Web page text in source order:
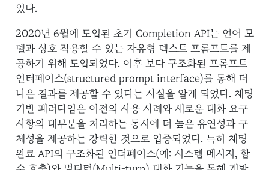
있다.
2020년 6월에 도입된 초기 Completion API는 언어 모
델과 상호 작용할 수 있는 자유형 텍스트 프롬프트를 제
공하기 위해 도입되었다. 이후 보다 구조화된 프롬프트
인터페이스(structured prompt interface)를 통해 더
나은 결과를 제공할 수 있다는 사실을 알게 되었다. 채팅
기반 패러다임은 이전의 사용 사례와 새로운 대화 요구
사항의 대부분을 처리하는 동시에 더 높은 유연성과 구
체성을 제공하는 강력한 것으로 입증되었다. 특히 채팅
완료 API의 구조화된 인터페이스(예: 시스템 메시지, 함